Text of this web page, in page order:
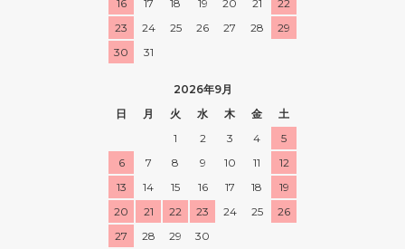
16
17 18 19 20 21
22
23
24 25 26 27 28
29
30
31
2026年9月
日
月 火 水 木 金
土
1
2 3 4
5
6
7 8 9 10 11
12
13
14 15 16 17 18
19
20
21 22 23 24 25
26
27
28 29 30